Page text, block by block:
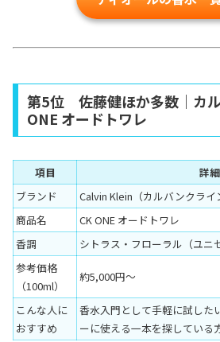
第5位 佐藤健ほか多数｜カ
ONE オードトワレ
項目
詳細
ブランド
Calvin Klein（カルバンクライ
商品名
CK ONE オードトワレ
香調
シトラス・フローラル（ユニ
参考価格
（100ml）
約5,000円〜
こんな人に
おすすめ
香水入門として手軽に試した
ーに使える一本を探している